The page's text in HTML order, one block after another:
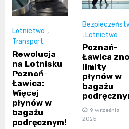
Lotnictwo ,
Transport
Rewolucja
na Lotnisku
Poznań-
Ławica:
Więcej
płynów w
bagażu
podręcznym!
, Lotnictwo
Poznań-
Ławica
limity
płynów w
bagażu
9 września
2025